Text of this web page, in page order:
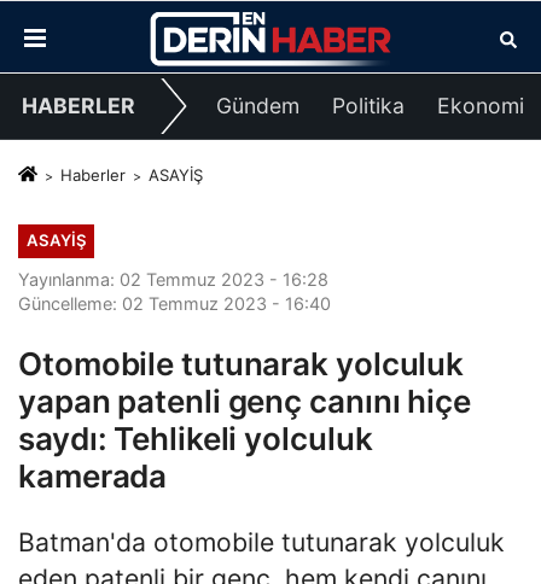
HABERLER Gündem Politika Ekonomi
Haberler ASAYİŞ
ASAYİŞ
Yayınlanma: 02 Temmuz 2023 - 16:28
Güncelleme: 02 Temmuz 2023 - 16:40
Otomobile tutunarak yolculuk
yapan patenli genç canını hiçe
saydı: Tehlikeli yolculuk
kamerada
Batman'da otomobile tutunarak yolculuk
eden patenli bir genç, hem kendi canını